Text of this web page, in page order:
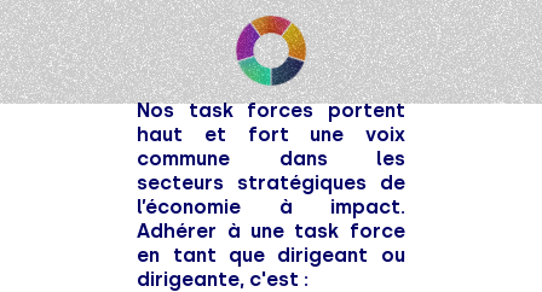
Nos task forces portent
haut et fort une voix
commune dans les
secteurs stratégiques de
l’économie à impact.
Adhérer à une task force
en tant que dirigeant ou
dirigeante, c'est :